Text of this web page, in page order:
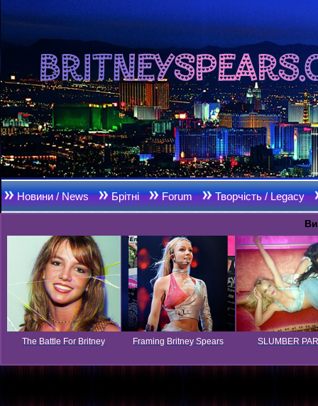
Новини / News Брітні Forum Творчість / Legacy
The Battle For Britney Framing Britney Spears SLUMBER